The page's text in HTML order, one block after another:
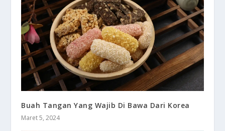
Buah Tangan Yang Wajib Di Bawa Dari Korea
Maret 5, 2024